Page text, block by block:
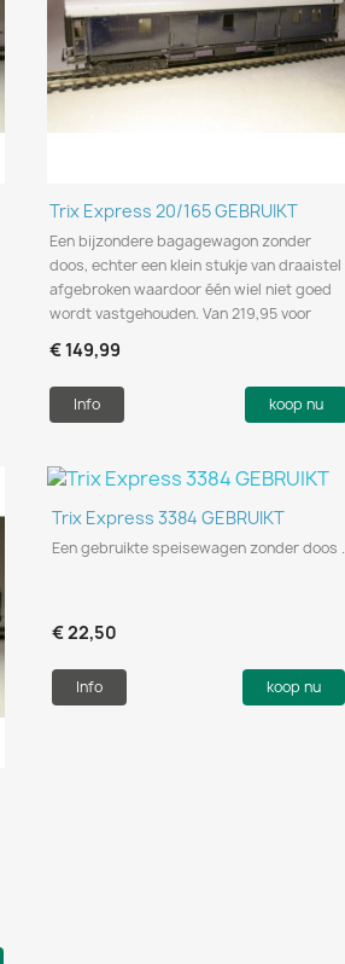
Snel bekijken
Trix Express 20/165 GEBRUIKT
Een bijzondere bagagewagon zonder
doos, echter een klein stukje van draaistel
afgebroken waardoor één wiel niet goed
wordt vastgehouden. Van 219,95 voor
€ 149,99
Info koop nu
Snel bekijken
Trix Express 3384 GEBRUIKT
Een gebruikte speisewagen zonder doos .
€ 22,50
Info koop nu